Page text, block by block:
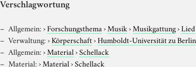
Verschlagwortung
Allgemein:›Forschungsthema›Musik›Musikgattung›Lied
Verwaltung:›Körperschaft›Humboldt-Universität zu Berlin
Allgemein:›Material›Schellack
Material:›Material›Schellack